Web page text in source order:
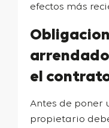
efectos más
el
Antes de poner
propietario